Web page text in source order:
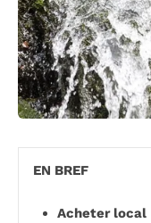
EN BREF
Acheter local